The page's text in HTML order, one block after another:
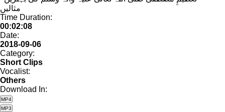
مثالیں
Time Duration:
00:02:08
Date:
2018-09-06
Category:
Short Clips
Vocalist:
Others
Download In:
MP4
MP3